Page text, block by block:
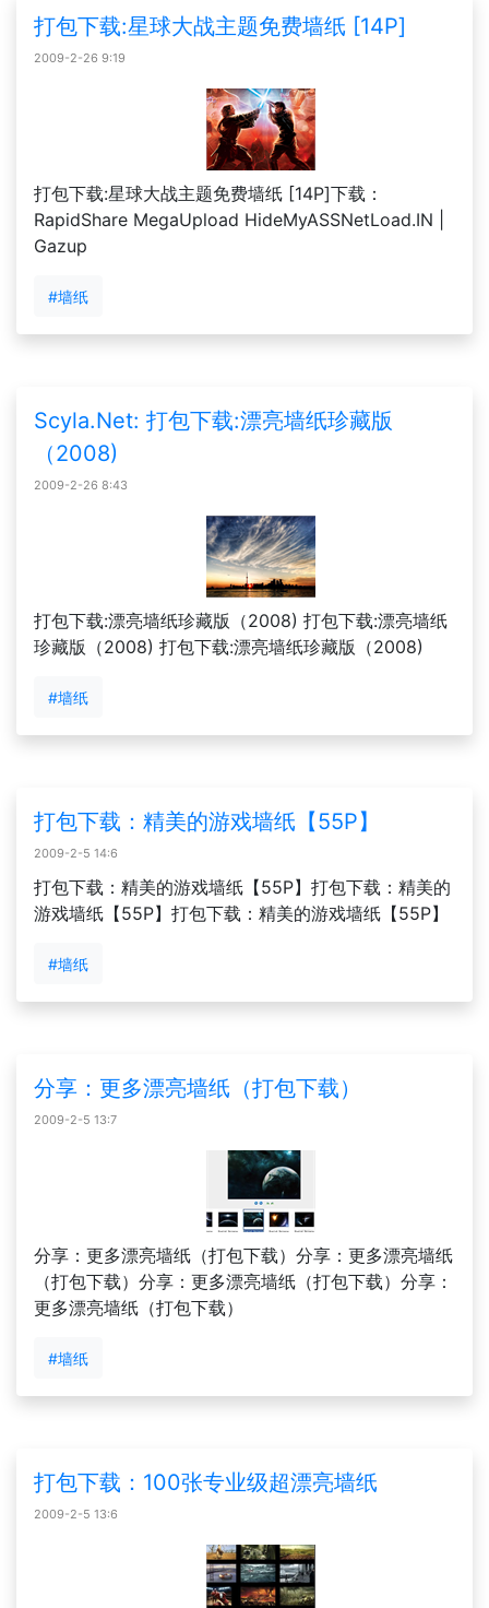
打包下载:星球大战主题免费墙纸 [14P]
2009-2-26 9:19
打包下载:星球大战主题免费墙纸 [14P]下载：
RapidShare MegaUpload HideMyASSNetLoad.IN |
Gazup
#墙纸
Scyla.Net: 打包下载:漂亮墙纸珍藏版
（2008)
2009-2-26 8:43
打包下载:漂亮墙纸珍藏版（2008) 打包下载:漂亮墙纸
珍藏版（2008) 打包下载:漂亮墙纸珍藏版（2008)
#墙纸
打包下载：精美的游戏墙纸【55P】
2009-2-5 14:6
打包下载：精美的游戏墙纸【55P】打包下载：精美的
游戏墙纸【55P】打包下载：精美的游戏墙纸【55P】
#墙纸
分享：更多漂亮墙纸（打包下载）
2009-2-5 13:7
分享：更多漂亮墙纸（打包下载）分享：更多漂亮墙纸
（打包下载）分享：更多漂亮墙纸（打包下载）分享：
更多漂亮墙纸（打包下载）
#墙纸
打包下载：100张专业级超漂亮墙纸
2009-2-5 13:6